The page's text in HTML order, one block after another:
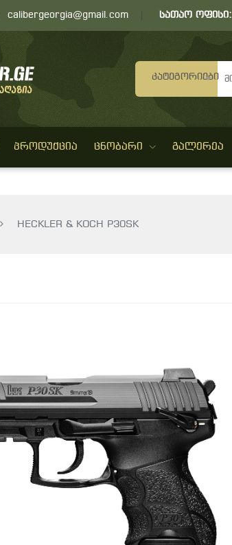
calibergeorgia@gmail.com სათაო ოფისი:
Კატეგორიები
ᲞᲠᲝᲓᲣᲥᲪᲘᲐ ᲪᲜᲝᲑᲐᲠᲘ ᲒᲐᲚᲔᲠᲔᲐ
HECKLER & KOCH P30SK